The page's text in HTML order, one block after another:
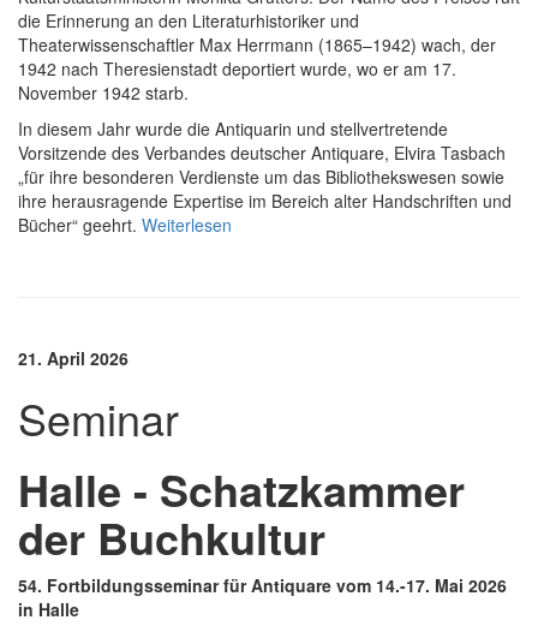
die Erinnerung an den Literaturhistoriker und
Theaterwissenschaftler Max Herrmann (1865–1942) wach, der
1942 nach Theresienstadt deportiert wurde, wo er am 17.
November 1942 starb.
In diesem Jahr wurde die Antiquarin und stellvertretende
Vorsitzende des Verbandes deutscher Antiquare, Elvira Tasbach
„für ihre besonderen Verdienste um das Bibliothekswesen sowie
ihre herausragende Expertise im Bereich alter Handschriften und
Bücher“ geehrt. Weiterlesen
21. April 2026
Seminar
Halle - Schatzkammer
der Buchkultur
54. Fortbildungsseminar für Antiquare vom 14.-17. Mai 2026
in Halle